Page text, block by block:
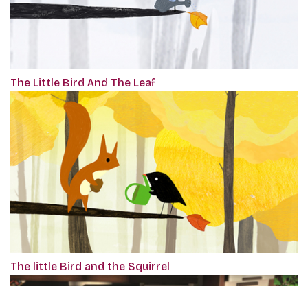
The Little Bird And The Leaf
The little Bird and the Squirrel